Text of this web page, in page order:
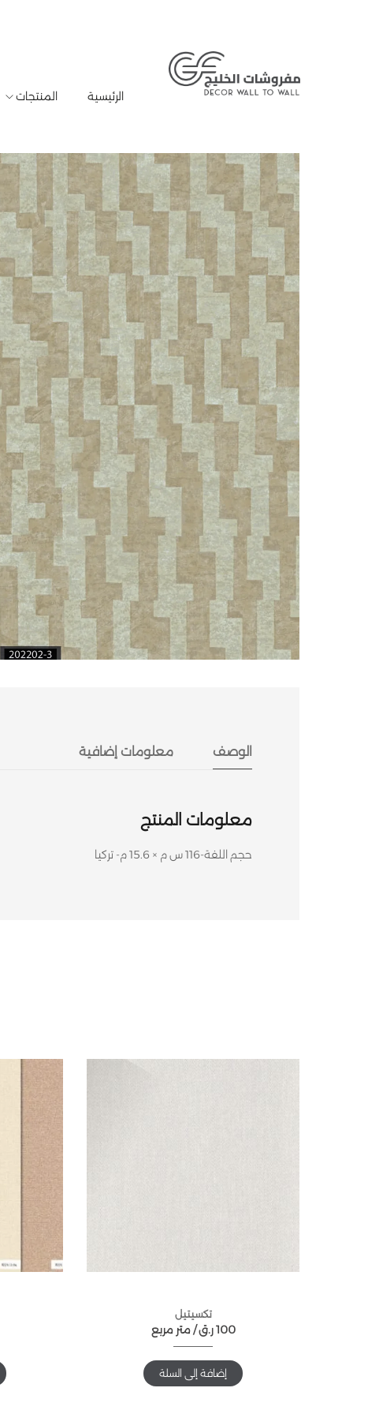
الرئيسية المنتجات
الوصف معلومات إضافية
معلومات المنتج
حجم اللفة-116 س م × 15.6 م- تركيا
تكسيتيل
متر مربع / 100ر.ق
إضافة إلى السلة